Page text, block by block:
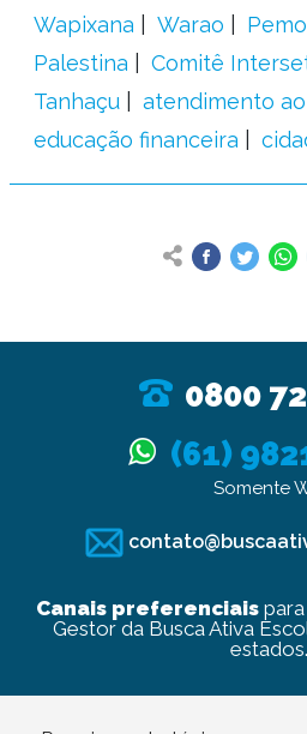
Wapixana
Warao
Palestina
Comitê
Tanhaçu
atendimento
educação financeira
0800
(61)
Somente
Canais preferenciaispara
Gestor da Busca Ativa
estados.